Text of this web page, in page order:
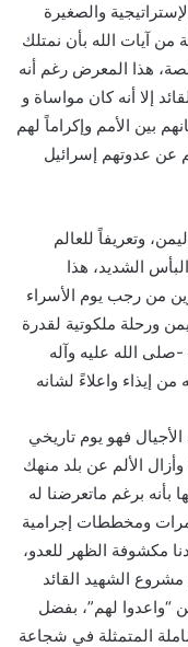
والصغيرة
من آيات الله بأن نمتلك
هذا المعرض رغم أنه
إلا أنه كان مواساة و
بين الأمم وإكراماً لهم
عن عدوتهم إسرائيل
وتعريفاً للعالم
الشديد، هذا
من رجب يوم الأسراء
ورحلة ملكوتية لقدرة
-صلى الله عليه وآله
إيذاء واعلاءً لشانه
فهو يوم تاريخي
الألم عن بلد منهك
برغم ماتعرضنا له
ومخططات إجرامية
مكشوفة الظهر للعدو،
الشهيد القائد
“واعدوا لهم”، بفضل
المتمثلة في شجاعة